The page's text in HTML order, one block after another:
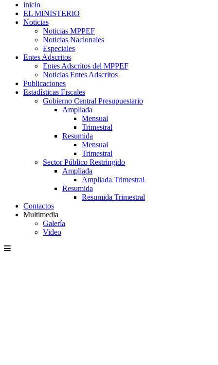
inicio
EL MINISTERIO
Noticias
Noticias MPPEF
Noticias Nacionales
Especiales
Entes Adscritos
Entes Adscritos del MPPEF
Noticias Entes Adscritos
Publicaciones
Estadísticas Fiscales
Gobierno Central Presupuestario
Ampliada
Mensual
Trimestral
Resumida
Mensual
Trimestral
Sector Público Restringido
Ampliada
Ampliada Trimestral
Resumida
Resumida Trimestral
Contactos
Multimedia
Galería
Video